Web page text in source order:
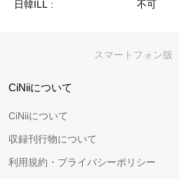
日韓ILL
不可
スマートフォン版
CiNiiについて
CiNiiについて
収録刊行物について
利用規約・プライバシーポリシー